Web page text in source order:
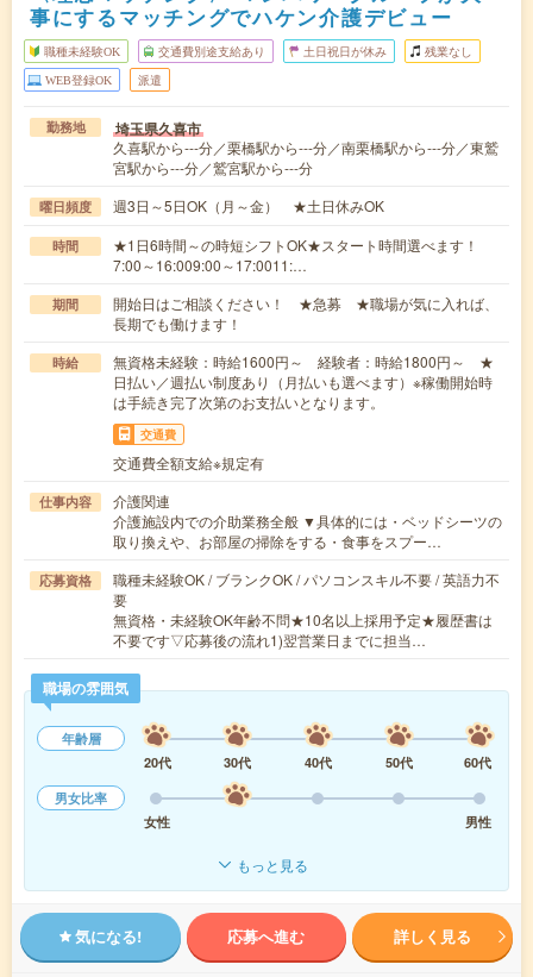
事にするマッチングでハケン介護デビュー
職種未経験OK 交通費別途支給あり 土日祝日が休み 残業なし
WEB登録OK 派遣
勤務地 埼玉県久喜市
久喜駅から---分／栗橋駅から---分／南栗橋駅から---分／東鷲
宮駅から---分／鷲宮駅から---分
曜日頻度 週3日～5日OK（月～金） ★土日休みOK
時間
★1日6時間～の時短シフトOK★スタート時間選べます！
7:00～16:009:00～17:0011:…
期間
開始日はご相談ください！ ★急募 ★職場が気に入れば、
長期でも働けます！
時給
無資格未経験：時給1600円～ 経験者：時給1800円～ ★
日払い／週払い制度あり（月払いも選べます）※稼働開始時
は手続き完了次第のお支払いとなります。
交通費
交通費全額支給※規定有
仕事内容
介護関連
介護施設内での介助業務全般 ▼具体的には・ベッドシーツの
取り換えや、お部屋の掃除をする・食事をスプー…
応募資格
職種未経験OK / ブランクOK / パソコンスキル不要 / 英語力不
要
無資格・未経験OK年齢不問★10名以上採用予定★履歴書は
不要です▽応募後の流れ1)翌営業日までに担当…
職場の雰囲気
年齢層
20代
30代 40代 50代
60代
男女比率
女性
男性
もっと見る
気になる! 応募へ進む 詳しく見る